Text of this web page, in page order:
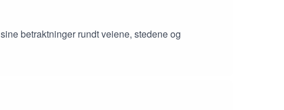
betraktninger rundt veiene, stedene og